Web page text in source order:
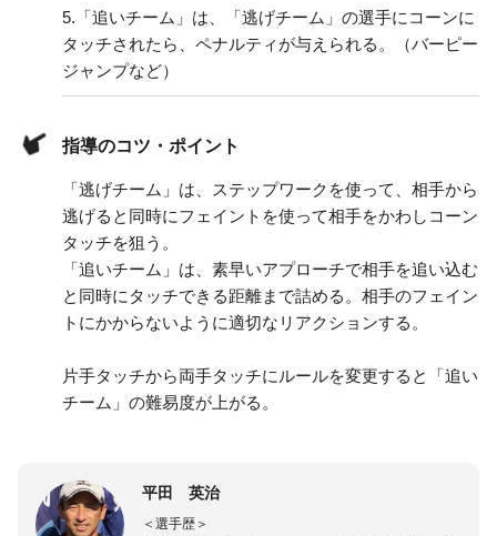
5. 「追いチーム」は、「逃げチーム」の選手にコーンに
タッチされたら、ペナルティが与えられる。（バーピー
ジャンプなど）
指導のコツ・ポイント
「逃げチーム」は、ステップワークを使って、相手から
逃げると同時にフェイントを使って相手をかわしコーン
タッチを狙う。
「追いチーム」は、素早いアプローチで相手を追い込む
と同時にタッチできる距離まで詰める。相手のフェイン
トにかからないように適切なリアクションする。
片手タッチから両手タッチにルールを変更すると「追い
チーム」の難易度が上がる。
平田 英治
＜選手歴＞